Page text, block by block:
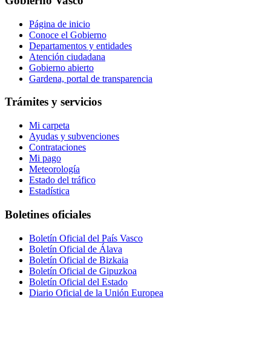
Página de inicio
Conoce el Gobierno
Departamentos y entidades
Atención ciudadana
Gobierno abierto
Gardena, portal de transparencia
Trámites y servicios
Mi carpeta
Ayudas y subvenciones
Contrataciones
Mi pago
Meteorología
Estado del tráfico
Estadística
Boletines oficiales
Boletín Oficial del País Vasco
Boletín Oficial de Álava
Boletín Oficial de Bizkaia
Boletín Oficial de Gipuzkoa
Boletín Oficial del Estado
Diario Oficial de la Unión Europea